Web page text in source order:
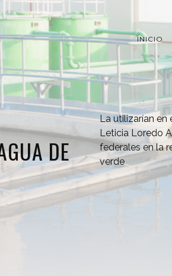
INICIO
DE
La utilizarían en
Leticia Loredo
federales en la
verde